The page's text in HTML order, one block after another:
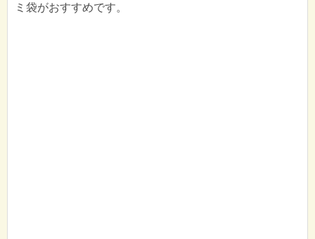
ミ袋がおすすめです。